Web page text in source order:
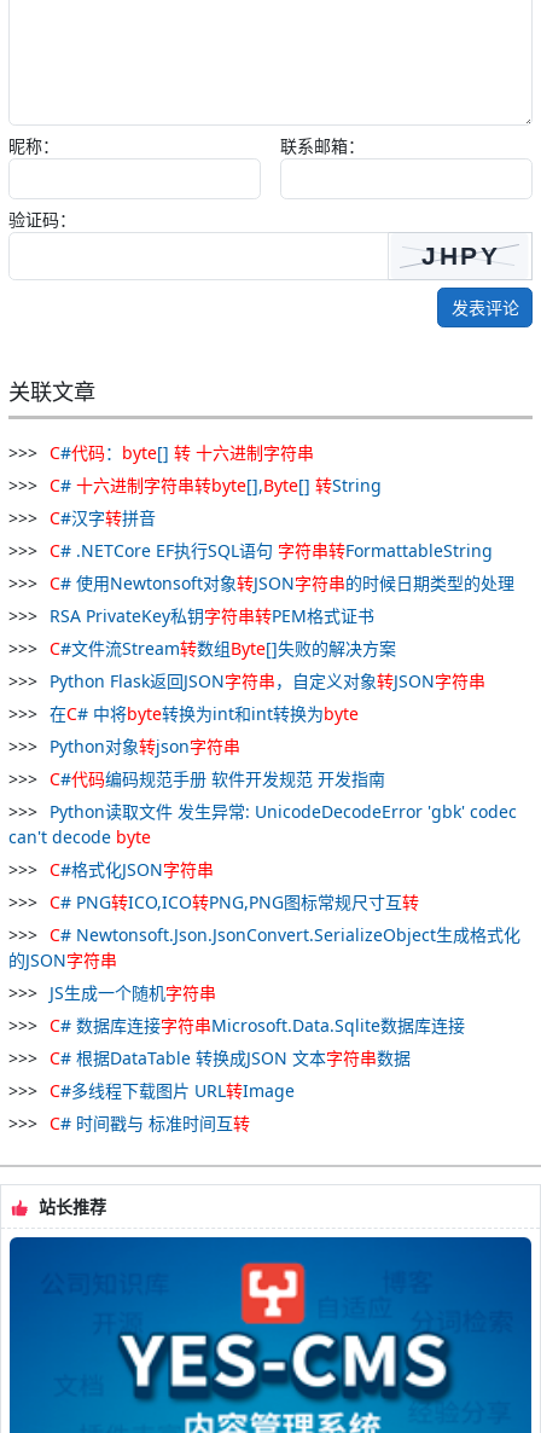
昵称： 联系邮箱：
验证码：
发表评论
关联文章
C#代码： byte[] 转 十六进制字符串
C# 十六进制字符串转byte[],Byte[] 转String
C#汉字转拼音
C# .NETCore EF执行SQL语句 字符串转FormattableString
C# 使用Newtonsoft对象转JSON字符串的时候日期类型的处理
RSA PrivateKey私钥字符串转PEM格式证书
C#文件流Stream转数组Byte[]失败的解决方案
Python Flask返回JSON字符串，自定义对象转JSON字符串
在C# 中将byte转换为int和int转换为byte
Python对象转json字符串
C#代码编码规范手册 软件开发规范 开发指南
Python读取文件 发生异常: UnicodeDecodeError 'gbk' codec
can't decode byte
C#格式化JSON字符串
C# PNG转ICO,ICO转PNG,PNG图标常规尺寸互转
C# Newtonsoft.Json.JsonConvert.SerializeObject生成格式化
的JSON字符串
JS生成一个随机字符串
C# 数据库连接字符串Microsoft.Data.Sqlite数据库连接
C# 根据DataTable 转换成JSON 文本字符串数据
C#多线程下载图片 URL转Image
C# 时间戳与 标准时间互转
站长推荐